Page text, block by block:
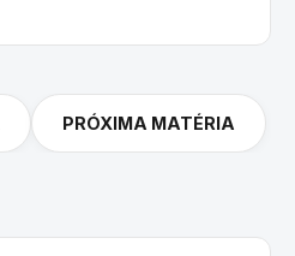
PRÓXIMA MATÉRIA